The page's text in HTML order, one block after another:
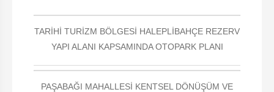
TARİHİ TURİZM BÖLGESİ HALEPLİBAHÇE REZERV
YAPI ALANI KAPSAMINDA OTOPARK PLANI
PAŞABAĞI MAHALLESİ KENTSEL DÖNÜŞÜM VE